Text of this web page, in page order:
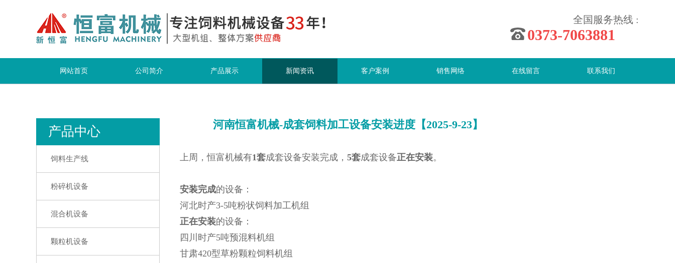
全国服务热线 :
0373-7063881
网站首页 公司简介 产品展示 新闻资讯 客户案例 销售网络 在线留言 联系我们
产品中心
饲料生产线
粉碎机设备
混合机设备
颗粒机设备
河南恒富机械-成套饲料加工设备安装进度【2025-9-23】
上周，恒富机械有1套成套设备安装完成， 5套成套设备正在安装。
安装完成的设备：
河北时产3-5吨粉状饲料加工机组
正在安装的设备：
四川时产5吨预混料机组
甘肃420型草粉颗粒饲料机组